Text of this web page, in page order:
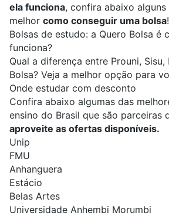
ela funciona, confira abaixo
melhor como conseguir uma bolsa!
Bolsas de estudo: a Quero Bolsa é
funciona?
Qual a diferença entre Prouni, Sisu,
Bolsa? Veja a melhor opção para
Onde estudar com desconto
Confira abaixo algumas das
ensino do Brasil que são parceiras
aproveite as ofertas disponíveis.
Unip
FMU
Anhanguera
Estácio
Belas Artes
Universidade Anhembi Morumbi